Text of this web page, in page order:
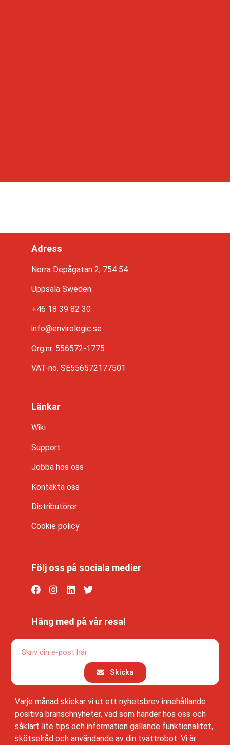
Adress
Norra Depågatan 2, 754 54
Uppsala Sweden
+46 18 39 82 30
info@envirologic.se
Org.nr. 556572-1775
VAT-no. SE556572177501
Länkar
Wiki
Support
Jobba hos oss
Kontakta oss
Distributörer
Cookie policy
Följ oss på sociala medier
Häng med på vår resa!
Skicka
Varje månad skickar vi ut ett nyhetsbrev innehållande
positiva branschnyheter, vad som händer hos oss och
såklart lite tips och information gällande funktionalitet,
skötselråd och användande av din tvättrobot. Vi är